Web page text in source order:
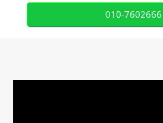
010-7602666